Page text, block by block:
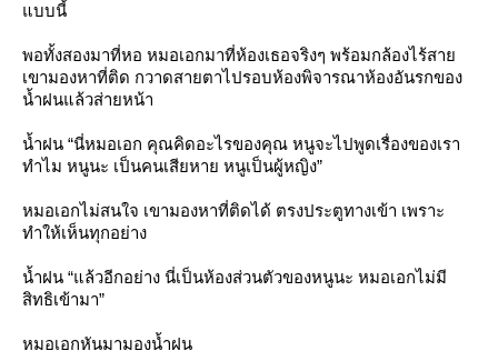
บบนี้
พอทั้งสองมาที่หอ หมอเอกมาที่ห้องเธอจริงๆ พร้อมกล้องไร้สา
เขามองหาที่ติด กวาดสายตาไปรอบห้องพิจารณาห้องอันรกของ
น้ำฝนแล้วส่ายหน้า
น้ำฝน “นี่หมอเอก คุณคิดอะไรของคุณ หนูจะไปพูดเรื่องของเรา
ทำไม หนูนะ เป็นคนเสียหาย หนูเป็นผู้หญิง”
หมอเอกไม่สนใจ เขามองหาที่ติดได้ ตรงประตูทางเข้า เพราะ
ทำให้เห็นทุกอย่าง
น้ำฝน “แล้วอีกอย่าง นี่เป็นห้องส่วนตัวของหนูนะ หมอเอกไม่มี
สิทธิเข้ามา”
หมอเอกหันมามองน้ำฝน